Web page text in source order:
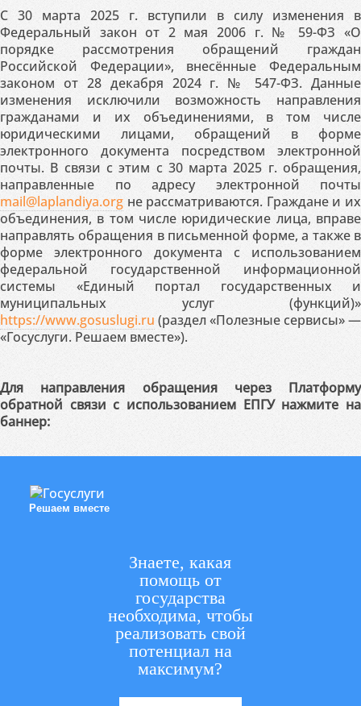
С 30 марта 2025 г. вступили в силу изменения в
Федеральный закон от 2 мая 2006 г. № 59-ФЗ «О
порядке рассмотрения обращений граждан
Российской Федерации», внесённые Федеральным
законом от 28 декабря 2024 г. № 547-ФЗ. Данные
изменения исключили возможность направления
гражданами и их объединениями, в том числе
юридическими лицами, обращений в форме
электронного документа посредством электронной
почты. В связи с этим с 30 марта 2025 г. обращения,
направленные по адресу электронной почты
mail@laplandiya.org не рассматриваются. Граждане и их
объединения, в том числе юридические лица, вправе
направлять обращения в письменной форме, а также в
форме электронного документа с использованием
федеральной государственной информационной
системы «Единый портал государственных и
муниципальных услуг (функций)»
https://www.gosuslugi.ru (раздел «Полезные сервисы» —
«Госуслуги. Решаем вместе»).
Для направления обращения через Платформу
обратной связи с использованием ЕПГУ нажмите на
баннер:
Решаем вместе
Знаете, какая
помощь от
государства
необходима, чтобы
реализовать свой
потенциал на
максимум?